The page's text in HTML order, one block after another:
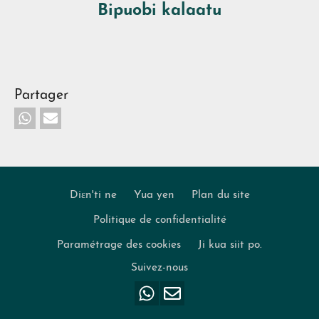
vidéo
Bipuobi kalaatu
Partager
Diɛn'ti ne Yua yen Plan du site
Politique de confidentialité
Paramétrage des cookies
Ji kua siit po.
Suivez-nous